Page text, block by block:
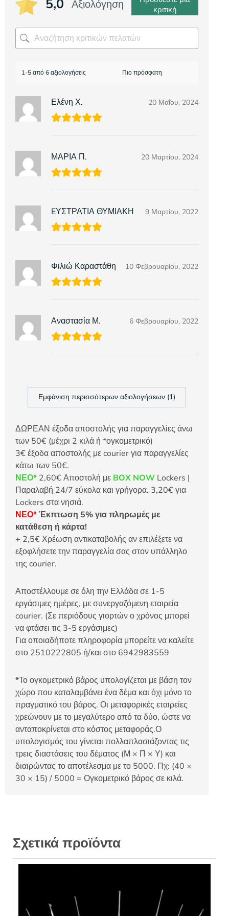
5,0 Αξιολόγηση
κριτική
1-5 από 6 αξιολογήσεις
Ελένη Χ. 20 Μαΐου, 2024
ΜΑΡΙΑ Π. 20 Μαρτίου, 2024
EΥΣΤΡΑΤΙΑ ΘΥΜΙΑΚΗ 9 Μαρτίου, 2022
Φιλιώ Καραστάθη 10 Φεβρουαρίου, 2022
Αναστασία Μ. 6 Φεβρουαρίου, 2022
Εμφάνιση περισσότερων αξιολογήσεων (1)
ΔΩΡΕΑΝ έξοδα αποστολής για παραγγελίες άνω
των 50€ (μέχρι 2 κιλά ή *ογκομετρικό)
3€ έξοδα αποστολής με courier για παραγγελίες
κάτω των 50€.
ΝΕΟ* 2,60€ Αποστολή με BOX NOW Lockers |
Παραλαβή 24/7 εύκολα και γρήγορα. 3,20€ για
Lockers στα νησιά.
ΝΕΟ*Έκπτωση 5% για πληρωμές με
κατάθεση ή κάρτα!
+ 2,5€ Χρέωση αντικαταβολής αν επιλέξετε να
εξοφλήσετε την παραγγελία σας στον υπάλληλο
της courier.
Αποστέλλουμε σε όλη την Ελλάδα σε 1-5
εργάσιμες ημέρες, με συνεργαζόμενη εταιρεία
courier. (Σε περιόδους γιορτών ο χρόνος μπορεί
να φτάσει τις 3-5 εργάσιμες)
Για οποιαδήποτε πληροφορία μπορείτε να καλείτε
στο 2510222805 ή/και στο 6942983559
*Το ογκομετρικό βάρος υπολογίζεται με βάση τον
χώρο που καταλαμβάνει ένα δέμα και όχι μόνο το
πραγματικό του βάρος. Οι μεταφορικές εταιρείες
χρεώνουν με το μεγαλύτερο από τα δύο, ώστε να
ανταποκρίνεται στο κόστος μεταφοράς.Ο
υπολογισμός του γίνεται πολλαπλασιάζοντας τις
τρεις διαστάσεις του δέματος (Μ × Π × Υ) και
διαιρώντας το αποτέλεσμα με το 5000. Πχ: (40 ×
30 × 15) / 5000 = Ογκομετρικό βάρος σε κιλά.
Σχετικά προϊόντα